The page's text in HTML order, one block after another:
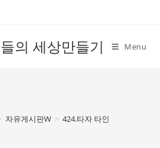
의 세상만들기 Menu
자유게시판W > 424.타자 타인